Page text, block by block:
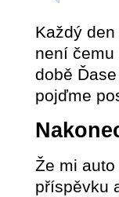
Každý
není
době
pojďme
Že mi
příspěvku